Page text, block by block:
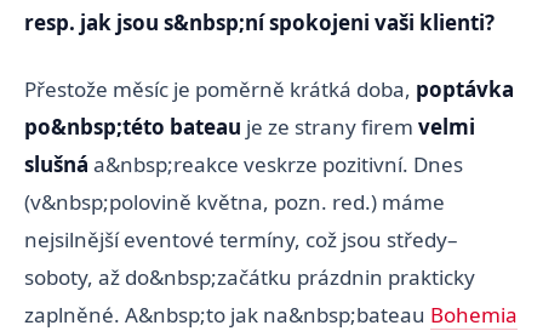
resp. jak jsou s&nbsp;ní spokojeni vaši klienti?
Přestože měsíc je poměrně krátká doba, poptávka
po&nbsp;této bateau je ze strany firem velmi
slušná a&nbsp;reakce veskrze pozitivní. Dnes
(v&nbsp;polovině května, pozn. red.) máme
nejsilnější eventové termíny, což jsou středy–
soboty, až do&nbsp;začátku prázdnin prakticky
zaplněné. A&nbsp;to jak na&nbsp;bateau Bohemia